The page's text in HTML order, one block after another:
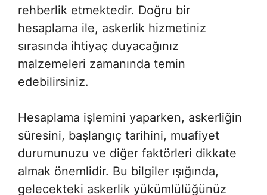
rehberlik etmektedir. Doğru bir
hesaplama ile, askerlik hizmetiniz
sırasında ihtiyaç duyacağınız
malzemeleri zamanında temin
edebilirsiniz.
Hesaplama işlemini yaparken, askerliğin
süresini, başlangıç tarihini, muafiyet
durumunuzu ve diğer faktörleri dikkate
almak önemlidir. Bu bilgiler ışığında,
gelecekteki askerlik yükümlülüğünüz